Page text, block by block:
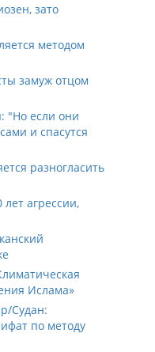
зато
методом
замуж отцом
"Но если они
и спасутся
разногласить
агрессии,
Ислама»
Судан:
по методу